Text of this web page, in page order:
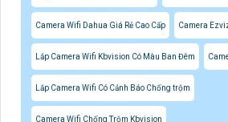
Camera Wifi Dahua Giá Rẻ Cao Cấp Camera
Lắp Camera Wifi Kbvision Có Màu Ban Đêm
Lắp Camera Wifi Có Cảnh Báo Chống trộm
Camera Wifi Chống Trộm Kbvision